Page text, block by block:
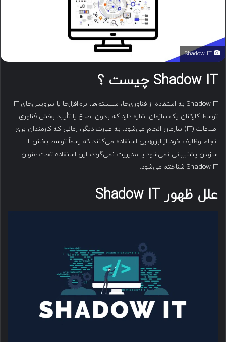
Shadow IT چیست ؟
Shadow IT به استفاده از فناوری‌ها، سیستم‌ها، نرم‌افزارها یا سرویس‌های IT
توسط کارکنان یک سازمان اشاره دارد که بدون اطلاع یا تأیید بخش فناوری
اطلاعات (IT) سازمان انجام می‌شود. به عبارت دیگر، زمانی که کارمندان برای
انجام وظایف خود از ابزارهایی استفاده می‌کنند که رسماً توسط بخش IT
سازمان پشتیبانی نمی‌شود یا مدیریت نمی‌گردد، این استفاده تحت عنوان
Shadow IT شناخته می‌شود.
علل ظهور Shadow IT